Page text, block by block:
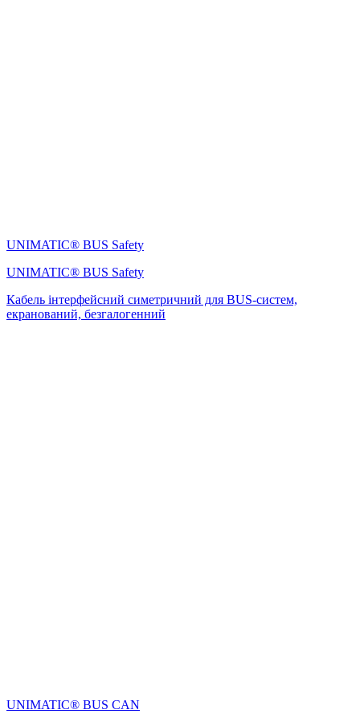
UNIMATIC® BUS Safety
UNIMATIC® BUS Safety
Кабель інтерфейсний симетричний для BUS-систем,
екранований, безгалогенний
UNIMATIC® BUS CAN